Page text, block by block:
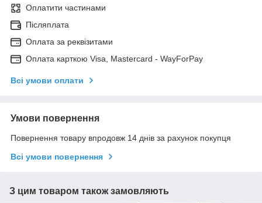
Оплатити частинами
Післяплата
Оплата за реквізитами
Оплата карткою Visa, Mastercard - WayForPay
Всі умови оплати
Умови повернення
Повернення товару впродовж 14 днів за рахунок покупця
Всі умови повернення
З цим товаром також замовляють